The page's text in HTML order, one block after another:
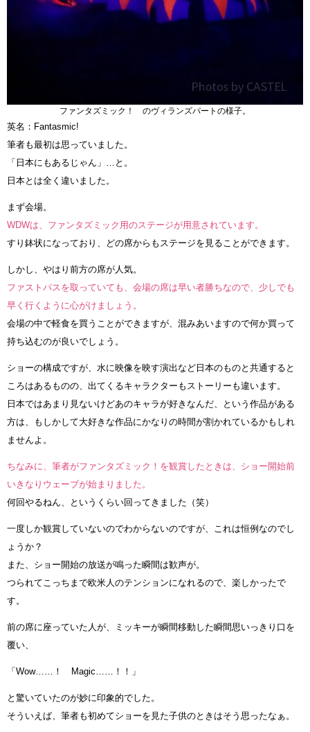
ファンタズミック！ のヴィランズパートの様子。
英名：Fantasmic!
筆者も最初は思っていました。
「日本にもあるじゃん」…と。
日本とは全く違いました。
まず会場。
WDWは、ファンタズミック用のステージが用意されています。
すり鉢状になっており、どの席からもステージを見ることができます。
しかし、やはり前方の席が人気。
ファストパスを取っていても、会場の席は早い者勝ちなので、少しでも
早く行くように心がけましょう。
会場の中で軽食を買うことができますが、混みあいますので何か買って
持ち込むのが良いでしょう。
ショーの構成ですが、水に映像を映す演出など日本のものと共通すると
ころはあるものの、出てくるキャラクターもストーリーも違います。
日本ではあまり見ないけどあのキャラが好きなんだ、という作品がある
方は、もしかして大好きな作品にかなりの時間が割かれているかもしれ
ませんよ。
ちなみに、筆者がファンタズミック！を観賞したときは、ショー開始前
いきなりウェーブが始まりました。
何回やるねん、というくらい回ってきました（笑）
一度しか観賞していないのでわからないのですが、これは恒例なのでし
ょうか？
また、ショー開始の放送が鳴った瞬間は歓声が。
つられてこっちまで欧米人のテンションになれるので、楽しかったで
す。
前の席に座っていた人が、ミッキーが瞬間移動した瞬間思いっきり口を
覆い、
「Wow……！ Magic……！！」
と驚いていたのが妙に印象的でした。
そういえば、筆者も初めてショーを見た子供のときはそう思ったなぁ。